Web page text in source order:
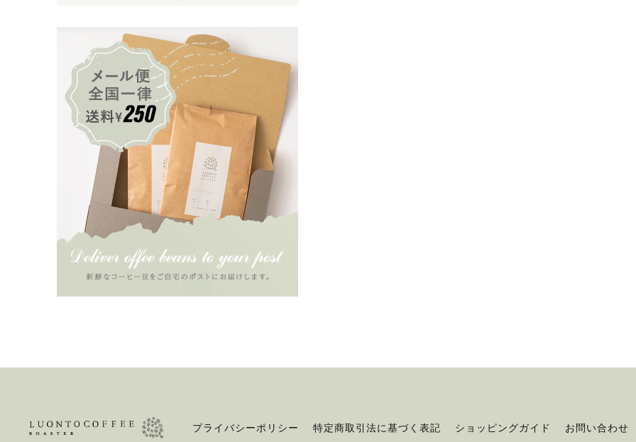
プライバシーポリシー 特定商取引法に基づく表記 ショッピングガイド お問い合わせ